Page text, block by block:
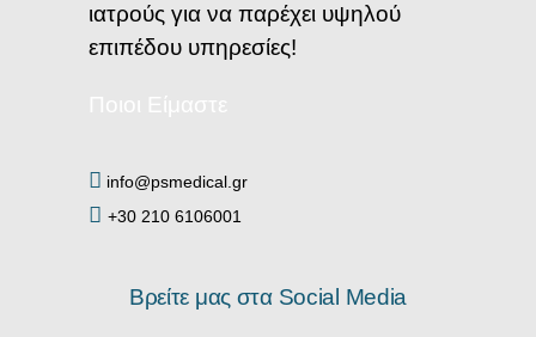
ιατρούς για να παρέχει υψηλού
επιπέδου υπηρεσίες!
info@psmedical.gr
+30 210 6106001
Βρείτε μας στα Social Media